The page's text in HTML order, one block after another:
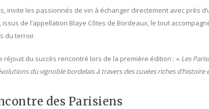
invite les passionnés de vin à échanger directement avec près
de l’appellation Blaye Côtes de Bordeaux, le tout
du terroir.
réjouit du succès rencontré lors de la première édition : « Les
du vignoble bordelais à travers des cuvées riches d’histoire
des Parisiens